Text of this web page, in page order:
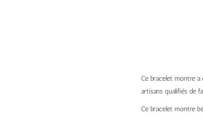
Ce bracelet montre
artisans qualifiés de
Ce bracelet montre